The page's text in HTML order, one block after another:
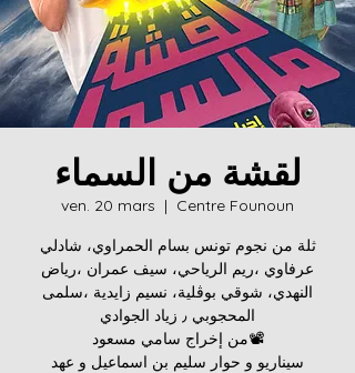
لقشة من السماء
ven. 20 mars
  |
Centre Founoun
ثلة من نجوم تونس بسام الحمراوي، شادلي
عرفاوي ،ريم الرياحي، سيف عمران ،رياض
النهدي، شوقي بوڨلية، نسيم زايدية ،سلمى
المحجوبي ٫ زياد الجوادي
من إخراج سامي مسعود📽️
سيناريو و حوار سليم بن اسماعيل و عهد